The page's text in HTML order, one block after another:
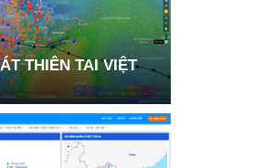
THIÊN TAI VIỆT